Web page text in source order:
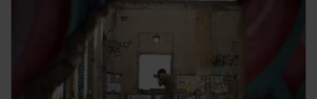
ponieważ od 2026 pasażerowie będą mogli zabierać ze
sobą bagaż podręczny za darmo.